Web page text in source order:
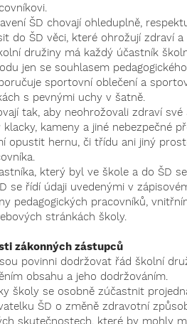
ŠD chovají ohleduplně,
do ŠD věci, které ohrožují zdraví
družiny má každý účastník
jen se souhlasem
sportovní oblečení a
s pevnými uchy v šatně.
tak, aby neohrožovali zdraví
kameny a jiné nebezpečné
opustit hernu, či třídu ani jiný
který byl ve škole a do ŠD
se řídí údaji uvedenými v
pedagogických pracovníků,
stránkách školy.
zákonných zástupců
povinni dodržovat řád školní
obsahu a jeho dodržováním.
školy se osobně zúčastnit
ŠD o změně zdravotní
skutečnostech, které by mohly